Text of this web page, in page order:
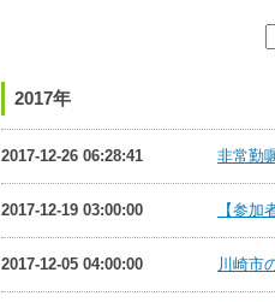
2017年
2017-12-26 06:28:41 非常勤
2017-12-19 03:00:00 【参
2017-12-05 04:00:00 川崎市